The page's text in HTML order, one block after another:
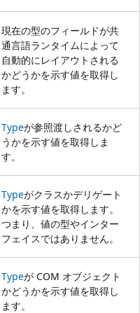
現在の型のフィールドが共
通言語ランタイムによって
自動的にレイアウトされる
かどうかを示す値を取得し
ます。
Typeが参照渡しされるかど
うかを示す値を取得しま
す。
Typeがクラスかデリゲート
かを示す値を取得します。
つまり、値の型やインター
フェイスではありません。
Typeが COM オブジェクト
かどうかを示す値を取得し
ます。